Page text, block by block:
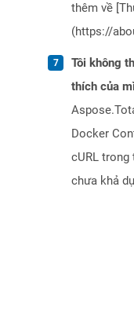
thêm về
(https://
Tôi không
thích của
Docker
cURL trong
chưa khả